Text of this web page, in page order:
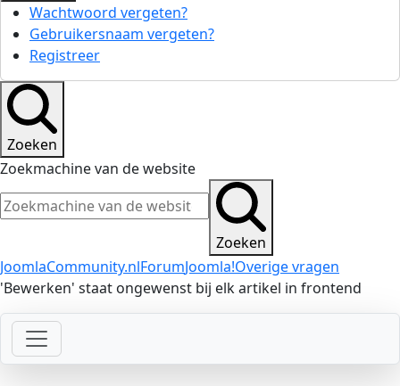
Wachtwoord vergeten?
Gebruikersnaam vergeten?
Registreer
Zoeken
Zoekmachine van de website
Zoeken
JoomlaCommunity.nlForumJoomla!Overige vragen
'Bewerken' staat ongewenst bij elk artikel in frontend